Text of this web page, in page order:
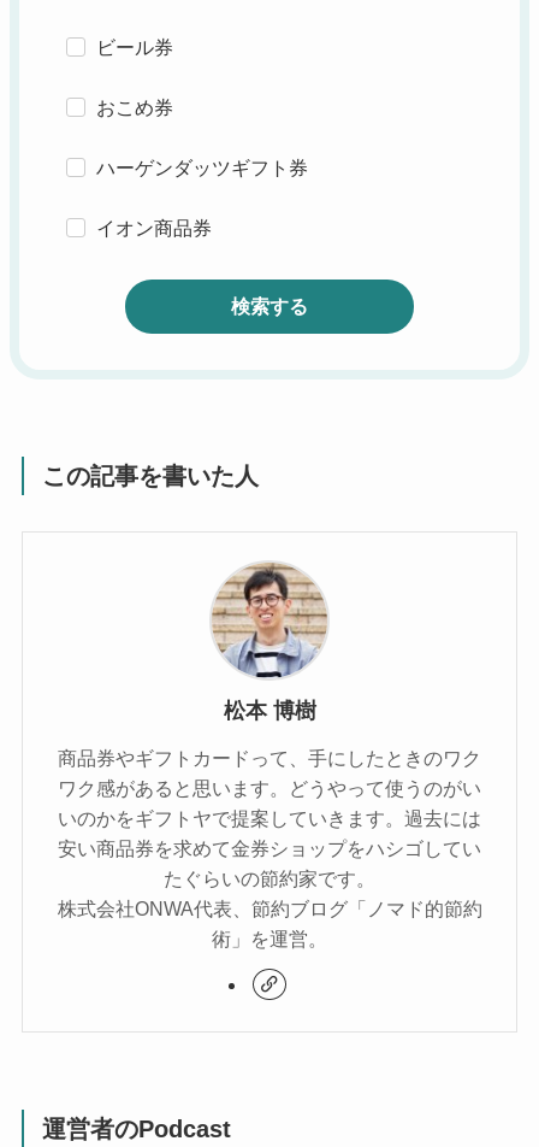
ビール券
おこめ券
ハーゲンダッツギフト券
イオン商品券
検索する
この記事を書いた人
松本 博樹
商品券やギフトカードって、手にしたときのワク
ワク感があると思います。どうやって使うのがい
いのかをギフトヤで提案していきます。過去には
安い商品券を求めて金券ショップをハシゴしてい
たぐらいの節約家です。
株式会社ONWA代表、節約ブログ「ノマド的節約
術」を運営。
運営者のPodcast